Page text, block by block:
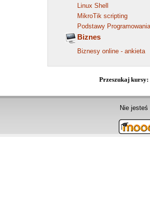
Linux Shell
MikroTik scripting
Podstawy
Biznes
Biznesy online - ankieta
Przeszukaj kursy:
Nie jesteś